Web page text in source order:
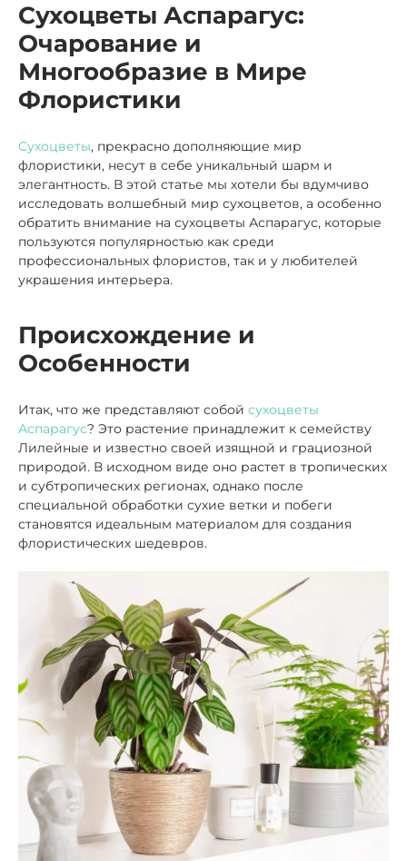
Сухоцветы Аспарагус:
Очарование и
Многообразие в Мире
Флористики
Сухоцветы, прекрасно дополняющие мир
флористики, несут в себе уникальный шарм и
элегантность. В этой статье мы хотели бы вдумчиво
исследовать волшебный мир сухоцветов, а особенно
обратить внимание на сухоцветы Аспарагус, которые
пользуются популярностью как среди
профессиональных флористов, так и у любителей
украшения интерьера.
Происхождение и
Особенности
Итак, что же представляют собой сухоцветы
Аспарагус? Это растение принадлежит к семейству
Лилейные и известно своей изящной и грациозной
природой. В исходном виде оно растет в тропических
и субтропических регионах, однако после
специальной обработки сухие ветки и побеги
становятся идеальным материалом для создания
флористических шедевров.